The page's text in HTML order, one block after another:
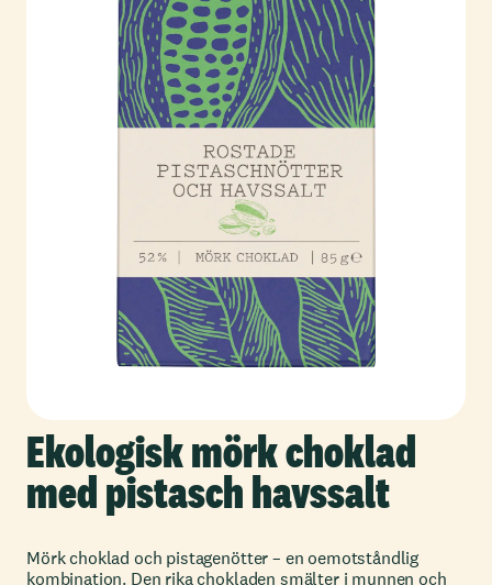
Ekologisk mörk choklad
med pistasch havssalt
Mörk choklad och pistagenötter – en oemotståndlig
kombination. Den rika chokladen smälter i munnen och